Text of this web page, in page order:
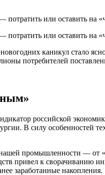
каникул стало
потребителей
российской
В силу особенностей
промышленности —
привел к сворачиванию
заработанные накопления.